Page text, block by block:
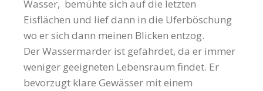
Wasser, bemühte sich auf die letzten
Eisflächen und lief dann in die Uferböschung
wo er sich dann meinen Blicken entzog.
Der Wassermarder ist gefährdet, da er immer
weniger geeigneten Lebensraum findet. Er
bevorzugt klare Gewässer mit einem